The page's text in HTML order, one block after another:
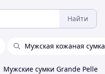
Найти
Мужская кожаная сумка
Мужские сумки Grande Pelle